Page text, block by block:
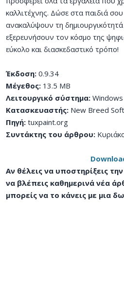
καλλιτέχνης. Δώσε στα παιδιά
ανακαλύψουν τη
εξερευνήσουν τον κόσμο της
εύκολο και διασκεδαστικό τρόπο!
Έκδοση: 0.9.34
Μέγεθος: 13.5 MB
Λειτουργικό σύστημα:
Κατασκευαστής: New Breed
Πηγή: tuxpaint.org
Συντάκτης του άρθρου:
Αν θέλεις να υποστηρίξεις
να βλέπεις καθημερινά νέα
μπορείς να το κάνεις με μια